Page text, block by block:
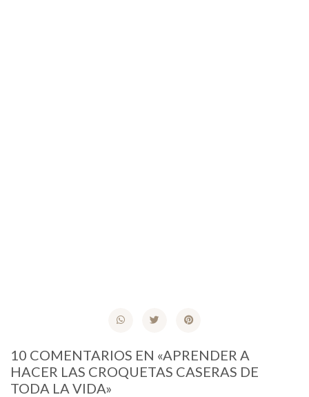
10 COMENTARIOS EN «APRENDER A
HACER LAS CROQUETAS CASERAS DE
TODA LA VIDA»